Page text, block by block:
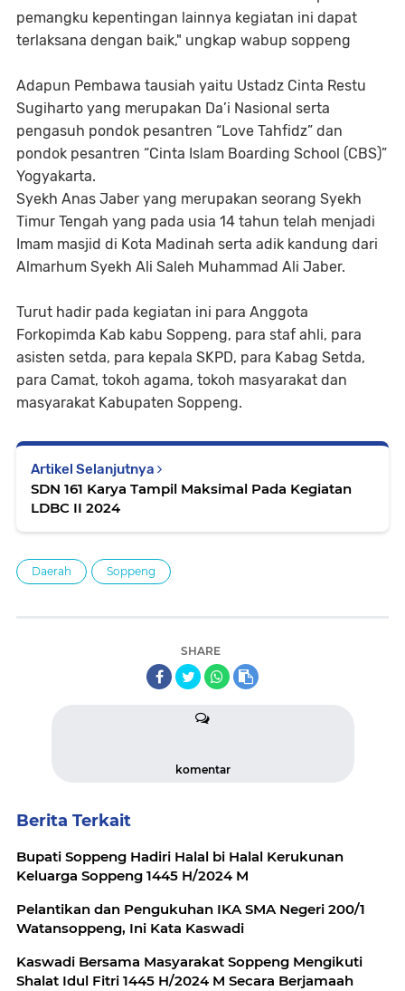
pemangku kepentingan lainnya kegiatan ini dapat
terlaksana dengan baik," ungkap wabup soppeng
Adapun Pembawa tausiah yaitu Ustadz Cinta Restu
Sugiharto yang merupakan Da’i Nasional serta
pengasuh pondok pesantren “Love Tahfidz” dan
pondok pesantren “Cinta Islam Boarding School (CBS)”
Yogyakarta.
Syekh Anas Jaber yang merupakan seorang Syekh
Timur Tengah yang pada usia 14 tahun telah menjadi
Imam masjid di Kota Madinah serta adik kandung dari
Almarhum Syekh Ali Saleh Muhammad Ali Jaber.
Turut hadir pada kegiatan ini para Anggota
Forkopimda Kab kabu Soppeng, para staf ahli, para
asisten setda, para kepala SKPD, para Kabag Setda,
para Camat, tokoh agama, tokoh masyarakat dan
masyarakat Kabupaten Soppeng.
Artikel Selanjutnya
SDN 161 Karya Tampil Maksimal Pada Kegiatan
LDBC II 2024
Daerah Soppeng
SHARE
komentar
Berita Terkait
Bupati Soppeng Hadiri Halal bi Halal Kerukunan
Keluarga Soppeng 1445 H/2024 M
Pelantikan dan Pengukuhan IKA SMA Negeri 200/1
Watansoppeng, Ini Kata Kaswadi
Kaswadi Bersama Masyarakat Soppeng Mengikuti
Shalat Idul Fitri 1445 H/2024 M Secara Berjamaah